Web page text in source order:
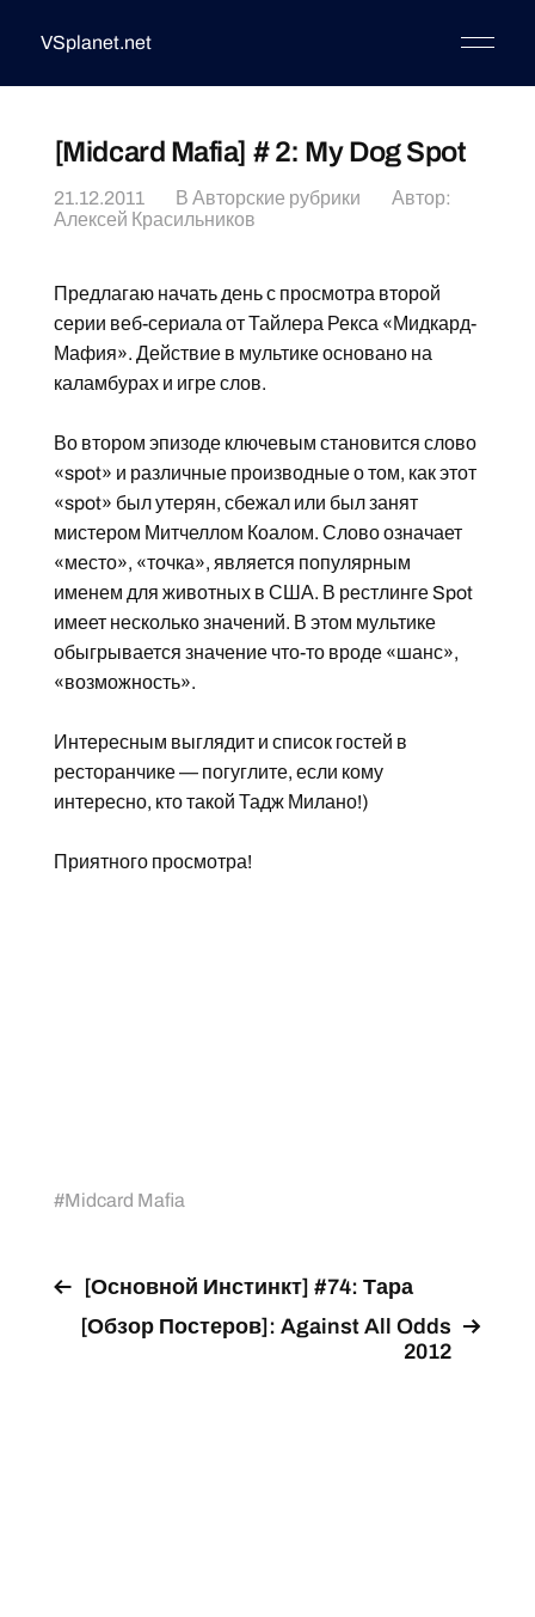
VSplanet.net
[Midcard Mafia] # 2: My Dog Spot
21.12.2011 В Авторские рубрики
Автор:
Алексей Красильников
Предлагаю начать день с просмотра второй
серии веб-сериала от Тайлера Рекса «Мидкард-
Мафия». Действие в мультике основано на
каламбурах и игре слов.
Во втором эпизоде ключевым становится слово
«spot» и различные производные о том, как этот
«spot» был утерян, сбежал или был занят
мистером Митчеллом Коалом. Слово означает
«место», «точка», является популярным
именем для животных в США. В рестлинге Spot
имеет несколько значений. В этом мультике
обыгрывается значение что-то вроде «шанс»,
«возможность».
Интересным выглядит и список гостей в
ресторанчике — погуглите, если кому
интересно, кто такой Тадж Милано!)
Приятного просмотра!
#Midcard Mafia
[Основной Инстинкт] #74: Тара
[Обзор Постеров]: Against All Odds
2012